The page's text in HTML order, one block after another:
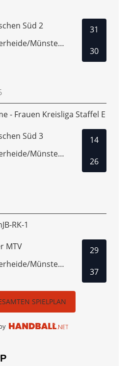
Süd 2
HSG Kremperheide/Münsterdorf 2
31
30
- Frauen Kreisliga Staffel E
Süd 3
HSG Kremperheide/Münsterdorf 3
14
26
RK-1
MTV
HSG Kremperheide/Münsterdorf
29
37
SPIELPLAN